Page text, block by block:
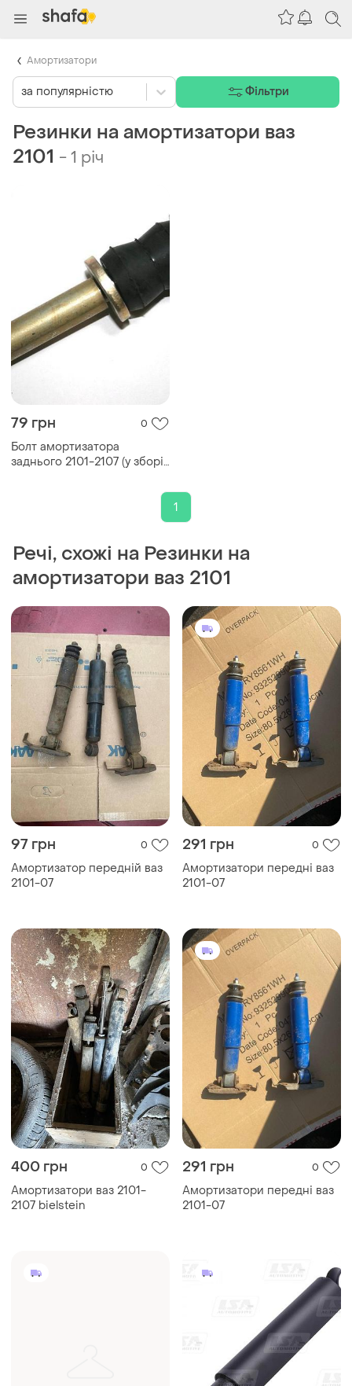
Резинки на амортизатори ваз
2101 -1 річ
79 грн 0
Болт амортизатора
заднього 2101-2107 (у зборі
1
Речі, схожі на Резинки на
амортизатори ваз 2101
97 грн 0
Амортизатор передній ваз
2101-07
291 грн 0
Амортизатори передні ваз
2101-07
400 грн 0
Амортизатори ваз 2101-
2107 bielstein
291 грн 0
Амортизатори передні ваз
2101-07
за популярністю Фільтри
Амортизатори